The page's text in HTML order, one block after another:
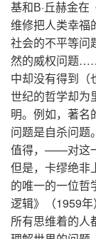
基和В·丘赫金
维修把人类幸福
社会的不平等
然的威权问题
中却没有得到（
世纪的哲学却为
明。例如，著名
问题是自杀问题
值得，——对这
但是，卡缪绝非
的唯一的一位哲
逻辑》（1959
所有思维着的人